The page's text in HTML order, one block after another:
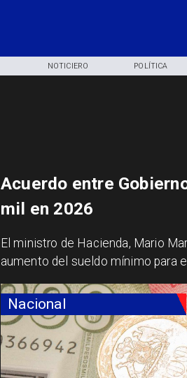
NOTICIERO POLÍTICA
Nacional
Acuerdo entre
mil en 2026
El ministro de Hacienda, Mario
aumento del sueldo mínimo para